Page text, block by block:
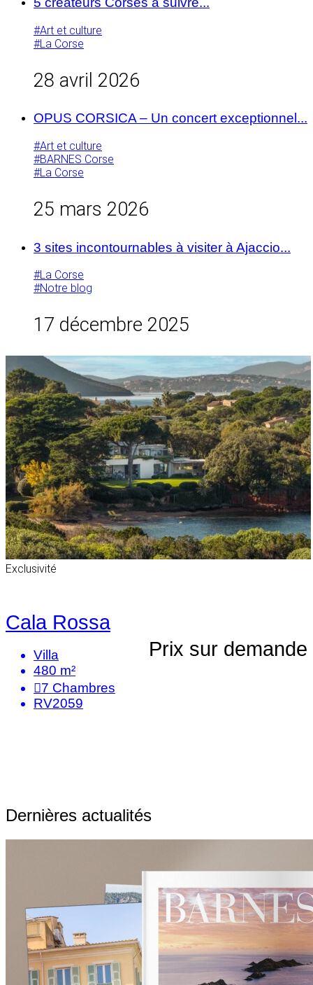
#Art et culture
#La Corse
28 avril 2026
OPUS CORSICA – Un concert exceptionnel...
#Art et culture
#BARNES Corse
#La Corse
25 mars 2026
3 sites incontournables à visiter à Ajaccio...
#La Corse
#Notre blog
17 décembre 2025
Exclusivité
Cala Rossa
Prix sur demande
Villa
480 m²
7 Chambres
RV2059
Dernières actualités